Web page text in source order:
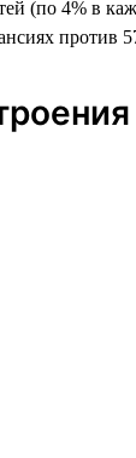
(по 4% в
против